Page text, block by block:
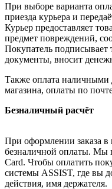
При выборе варианта
приезда курьера и
Курьер предоставляет
предмет повреждений,
Покупатель подписывает
документы, вносит
Также оплата наличными
магазина, оплаты по
Безналичный расчёт
При оформлении заказа в
безналичной оплаты. Мы
Card. Чтобы оплатить
системы ASSIST, где вы
действия, имя держателя.